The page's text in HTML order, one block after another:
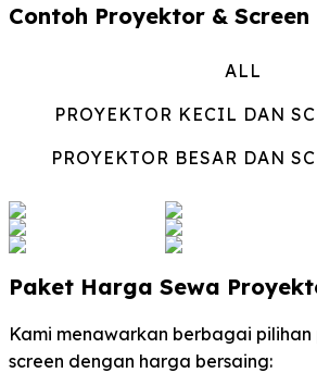
Contoh Proyektor & Screen
ALL
PROYEKTOR KECIL DAN
PROYEKTOR BESAR DAN
Paket Harga Sewa
Kami menawarkan berbagai
screen dengan harga bersaing: